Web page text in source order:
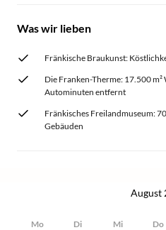
Was wir lieben
Fränkische Braukunst:
Die Franken-Therme: 17.500
Autominuten entfernt
Fränkisches Freilandmuseum:
Gebäuden
August
Mo Di Mi Do